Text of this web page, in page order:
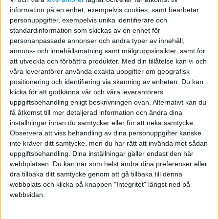
information på en enhet, exempelvis cookies, samt bearbetar
personuppgifter, exempelvis unika identifierare och
standardinformation som skickas av en enhet för
personanpassade annonser och andra typer av innehåll,
annons- och innehållsmätning samt målgruppsinsikter, samt för
att utveckla och förbättra produkter. Med din tillåtelse kan vi och
våra leverantörer använda exakta uppgifter om geografisk
positionering och identifiering via skanning av enheten. Du kan
klicka för att godkänna vår och våra leverantörers
uppgiftsbehandling enligt beskrivningen ovan. Alternativt kan du
få åtkomst till mer detaljerad information och ändra dina
inställningar innan du samtycker eller för att neka samtycke.
Observera att viss behandling av dina personuppgifter kanske
inte kräver ditt samtycke, men du har rätt att invända mot sådan
uppgiftsbehandling. Dina inställningar gäller endast den här
webbplatsen. Du kan när som helst ändra dina preferenser eller
dra tillbaka ditt samtycke genom att gå tillbaka till denna
webbplats och klicka på knappen "Integritet" längst ned på
webbsidan.
Innehåll + (plus) Förpackning=kostnad
eller ska jag räkna
Kostnad=Innehåll - (minus) förpackning
Tack på förhand.
Stig Forsberg
2017-09-04 15:48